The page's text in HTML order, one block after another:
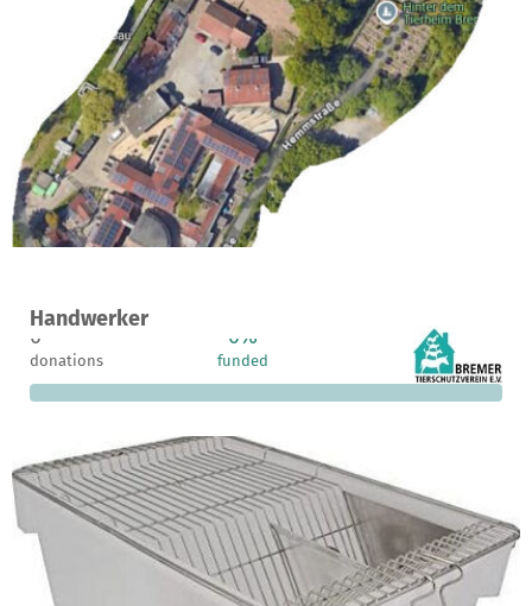
Handwerker
A project in Bremen, Germany
0
donations
0%
funded
€1,500
still needed